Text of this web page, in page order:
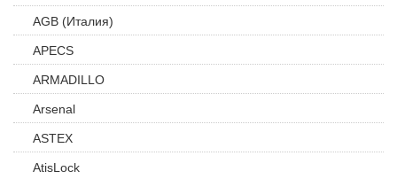
AGB (Италия)
APECS
ARMADILLO
Arsenal
ASTEX
AtisLock